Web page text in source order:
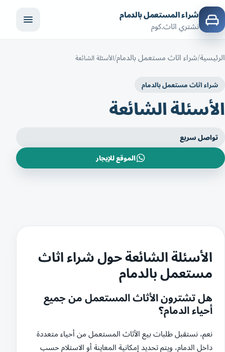
شراء المستعمل بالدمام
نشتري اثاث.كوم
الرئيسية شراء اثاث مستعمل بالدمام الأسئلة الشائعة
شراء اثاث مستعمل بالدمام
الأسئلة الشائعة
تواصل سريع
الموقع للإيجار
الأسئلة الشائعة حول شراء اثاث
مستعمل بالدمام
هل تشترون الأثاث المستعمل من جميع
أحياء الدمام؟
نعم، نستقبل طلبات بيع الأثاث المستعمل من أحياء متعددة
داخل الدمام، ويتم تحديد إمكانية المعاينة أو الاستلام حسب